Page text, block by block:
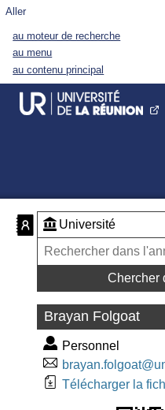
Aller
au moteur de recherche
au menu
au contenu principal
Chercher
Brayan Folgoat
Personnel
Télécharger la